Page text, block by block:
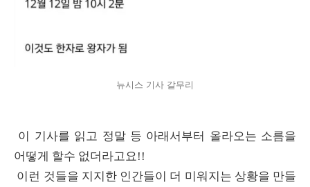
뉴시스 기사 갈무리
이 기사를 읽고 정말 등 아래서부터 올라오는 소름을
어떻게 할수 없더라고요!!
이런 것들을 지지한 인간들이 더 미워지는 상황을 만들